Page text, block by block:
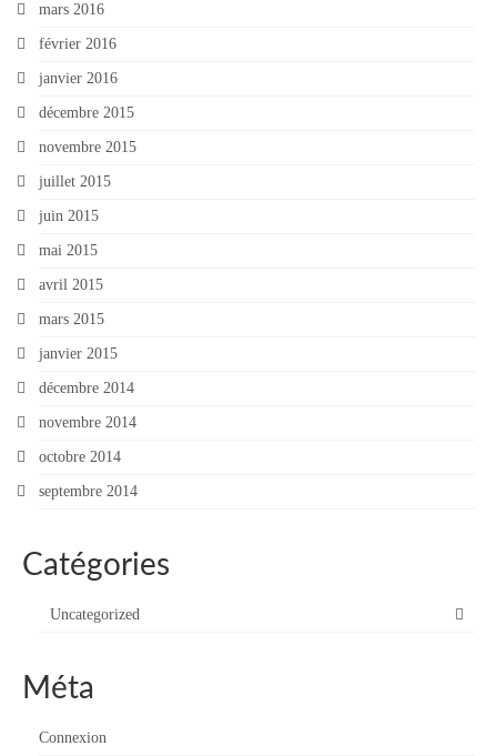
mars 2016
février 2016
janvier 2016
décembre 2015
novembre 2015
juillet 2015
juin 2015
mai 2015
avril 2015
mars 2015
janvier 2015
décembre 2014
novembre 2014
octobre 2014
septembre 2014
Catégories
Uncategorized
Méta
Connexion